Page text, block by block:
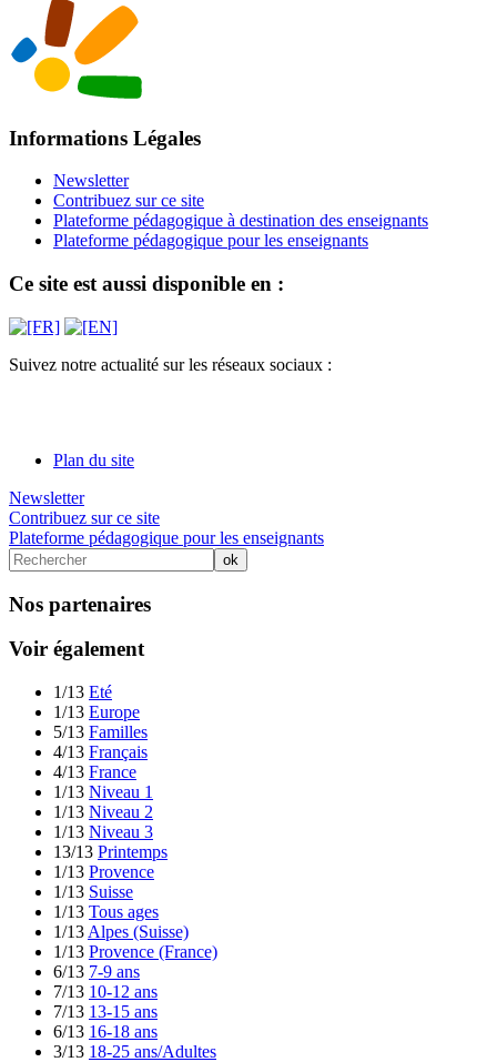
Informations Légales
Newsletter
Contribuez sur ce site
Plateforme pédagogique à destination des enseignants
Plateforme pédagogique pour les enseignants
Ce site est aussi disponible en :
Suivez notre actualité sur les réseaux sociaux :
Plan du site
Newsletter
Contribuez sur ce site
Plateforme pédagogique pour les enseignants
Nos partenaires
Voir également
1/13 Eté
1/13 Europe
5/13 Familles
4/13 Français
4/13 France
1/13 Niveau 1
1/13 Niveau 2
1/13 Niveau 3
13/13 Printemps
1/13 Provence
1/13 Suisse
1/13 Tous ages
1/13 Alpes (Suisse)
1/13 Provence (France)
6/13 7-9 ans
7/13 10-12 ans
7/13 13-15 ans
6/13 16-18 ans
3/13 18-25 ans/Adultes